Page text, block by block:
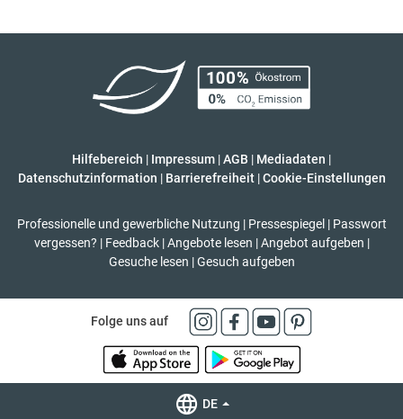
Hilfebereich | Impressum |AGB | Mediadaten |
Datenschutzinformation | Barrierefreiheit | Cookie-Einstellungen
Professionelle und gewerbliche Nutzung | Pressespiegel | Passwort
vergessen? | Feedback | Angebote lesen | Angebot aufgeben |
Gesuche lesen | Gesuch aufgeben
Folge uns auf
DE